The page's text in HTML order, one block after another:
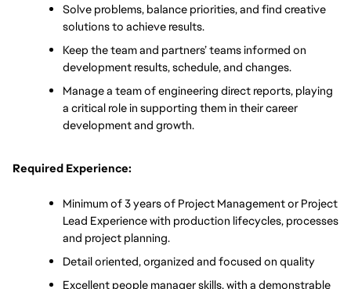
Solve problems, balance priorities, and find creative
solutions to achieve results.
Keep the team and partners’ teams informed on
development results, schedule, and changes.
Manage a team of engineering direct reports, playing
a critical role in supporting them in their career
development and growth.
Required Experience:
Minimum of 3 years of Project Management or Project
Lead Experience with production lifecycles, processes
and project planning.
Detail oriented, organized and focused on quality
Excellent people manager skills, with a demonstrable